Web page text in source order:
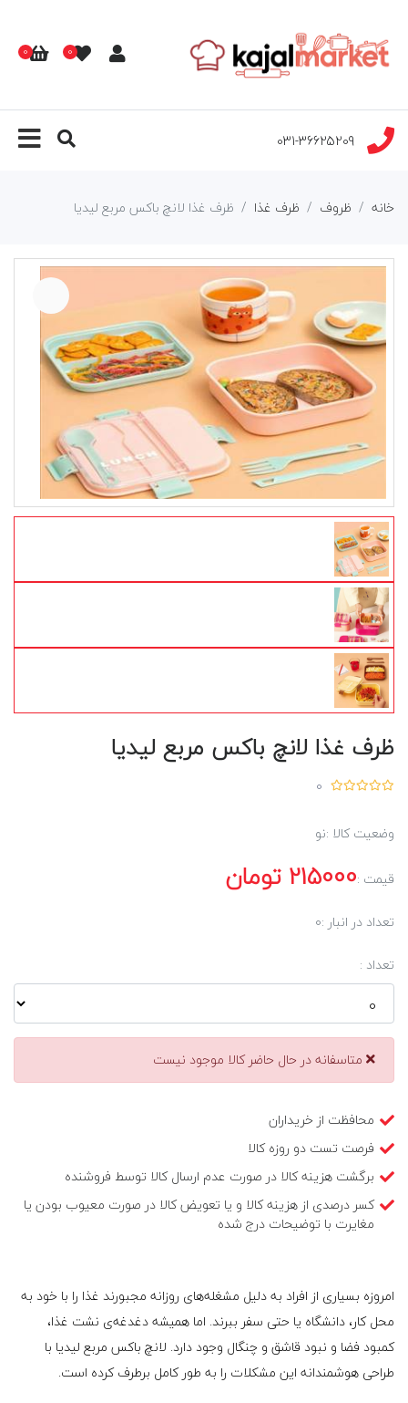
0
0
031-36625209
خانه ظروف ظرف غذا ظرف غذا لانچ باکس مربع لیدیا
ظرف غذا لانچ باکس مربع لیدیا
0
وضعیت کالا :نو
قیمت :215000 تومان
تعداد در انبار :0
تعداد :
متاسفانه در حال حاضر کالا موجود نیست
محافظت از خریداران
فرصت تست دو روزه کالا
برگشت هزینه کالا در صورت عدم ارسال کالا توسط فروشنده
کسر درصدی از هزینه کالا و یا تعویض کالا در صورت معیوب بودن یا
مغایرت با توضیحات درج شده
امروزه بسیاری از افراد به دلیل مشغله‌های روزانه مجبورند غذا را با خود به
محل کار، دانشگاه یا حتی سفر ببرند. اما همیشه دغدغه‌ی نشت غذا،
کمبود فضا و نبود قاشق و چنگال وجود دارد. لانچ باکس مربع لیدیا با
طراحی هوشمندانه این مشکلات را به طور کامل برطرف کرده است.